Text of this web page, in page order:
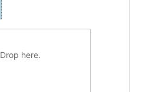
Drop here.